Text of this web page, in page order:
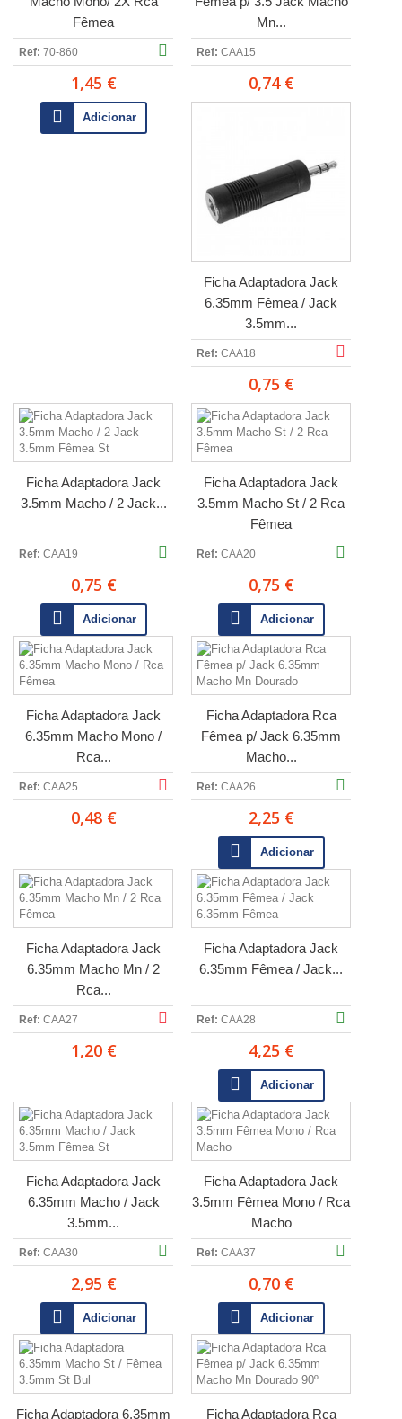
Fêmea
Ref: 70-860
1,45 €
Adicionar
Mn...
Ref: CAA15
0,74 €
Ficha Adaptadora Jack
6.35mm Fêmea / Jack
3.5mm...
Ref: CAA18
0,75 €
Ficha Adaptadora Jack
3.5mm Macho / 2 Jack...
Ref: CAA19
0,75 €
Adicionar
Ficha Adaptadora Jack
3.5mm Macho St / 2 Rca
Fêmea
Ref: CAA20
0,75 €
Adicionar
Ficha Adaptadora Jack
6.35mm Macho Mono /
Rca...
Ref: CAA25
0,48 €
Ficha Adaptadora Rca
Fêmea p/ Jack 6.35mm
Macho...
Ref: CAA26
2,25 €
Adicionar
Ficha Adaptadora Jack
6.35mm Macho Mn / 2
Rca...
Ref: CAA27
1,20 €
Ficha Adaptadora Jack
6.35mm Fêmea / Jack...
Ref: CAA28
4,25 €
Adicionar
Ficha Adaptadora Jack
6.35mm Macho / Jack
3.5mm...
Ref: CAA30
2,95 €
Adicionar
Ficha Adaptadora Jack
3.5mm Fêmea Mono / Rca
Macho
Ref: CAA37
0,70 €
Adicionar
Ficha Adaptadora 6.35mm Ficha Adaptadora Rca